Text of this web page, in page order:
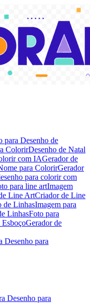
para Desenho de
ColorirDesenho de Natal
com IAGerador de
para ColorirGerador
para colorir com
para line artImagem
Line ArtCriador de Line
de LinhasImagem para
LinhasFoto para
EsboçoGerador de
Desenho para
Desenho para